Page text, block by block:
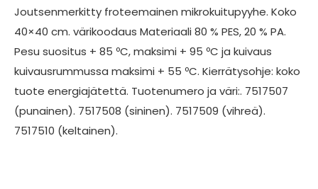
Joutsenmerkitty froteemainen mikrokuitupyyhe. Koko
40×40 cm. värikoodaus Materiaali 80 % PES, 20 % PA.
Pesu suositus + 85 ºC, maksimi + 95 ºC ja kuivaus
kuivausrummussa maksimi + 55 ºC. Kierrätysohje: koko
tuote energiajätettä. Tuotenumero ja väri:. 7517507
(punainen). 7517508 (sininen). 7517509 (vihreä).
7517510 (keltainen).